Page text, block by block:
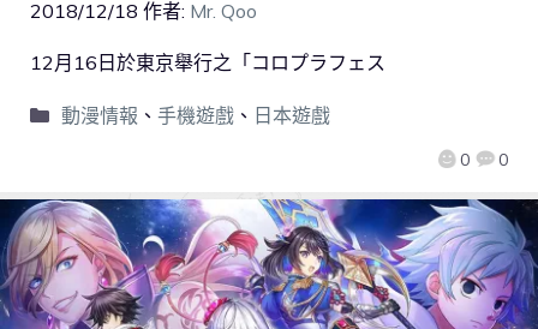
2018/12/18 作者: Mr. Qoo
0 0
12月16日於東京舉行之「コロプラフェス
動漫情報 、 手機遊戲、 日本遊戲